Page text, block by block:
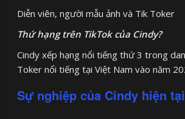
Diễn viên, người mẫu ảnh và Tik Toker
Thứ hạng trên TikTok của Cindy?
Cindy xếp hạng nổi tiếng thứ 3 trong
Toker nổi tiếng tại Việt Nam vào năm
Sự nghiệp của Cindy hiện